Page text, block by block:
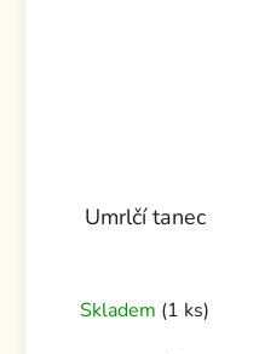
Umrlčí tanec
Skladem (1 ks)